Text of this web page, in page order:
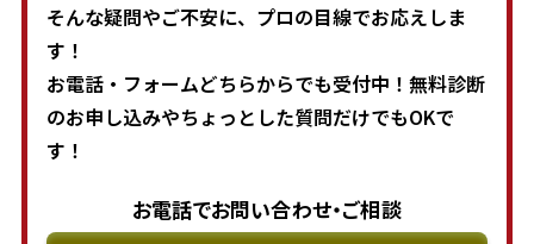
そんな疑問やご不安に、プロの目線でお応えしま
す！
お電話・フォームどちらからでも受付中！無料診断
のお申し込みやちょっとした質問だけでもOKで
す！
お電話でお問い合わせ・ご相談